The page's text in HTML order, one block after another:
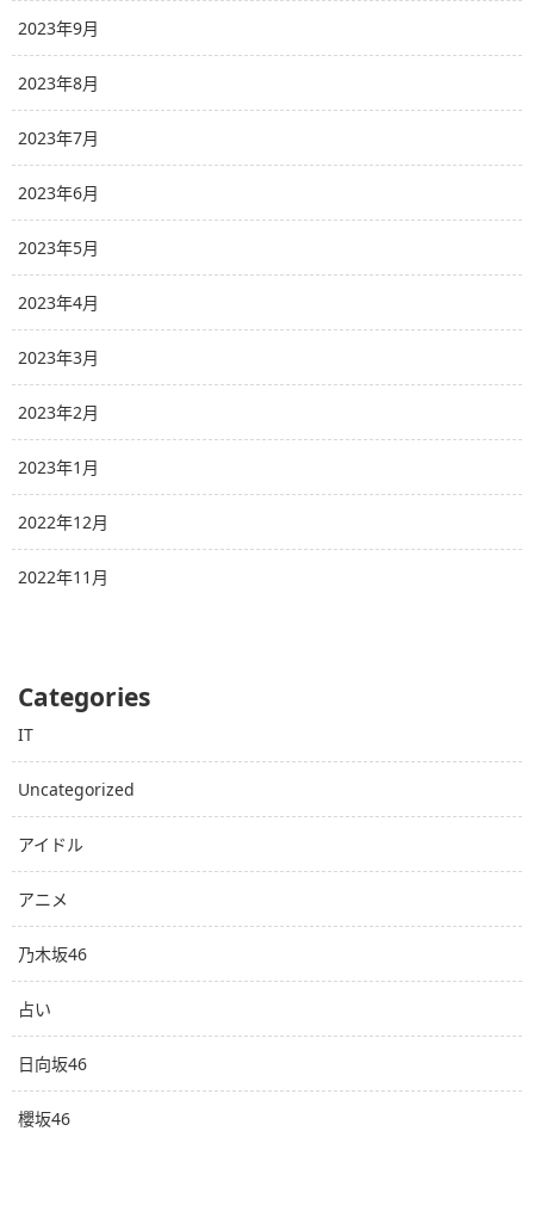
2023年9月
2023年8月
2023年7月
2023年6月
2023年5月
2023年4月
2023年3月
2023年2月
2023年1月
2022年12月
2022年11月
Categories
IT
Uncategorized
アイドル
アニメ
乃木坂46
占い
日向坂46
櫻坂46